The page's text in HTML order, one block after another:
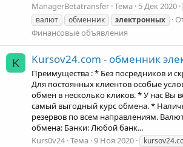
ManagerBetatransfer Тема 5 Дек 2020
валют
обменник электронных
Финансовые объявления
K Kursov24.com - обменник
Преимущества : * Без посредников и
Для постоянных клиентов особые
обмен в несколько кликов. * У нас Вы
самый выгодный курс обмена. *
резервов по всем направлениям.
обмена: Банки: Любой банк...
Kurs0v24 Тема 9 Ноя 2020